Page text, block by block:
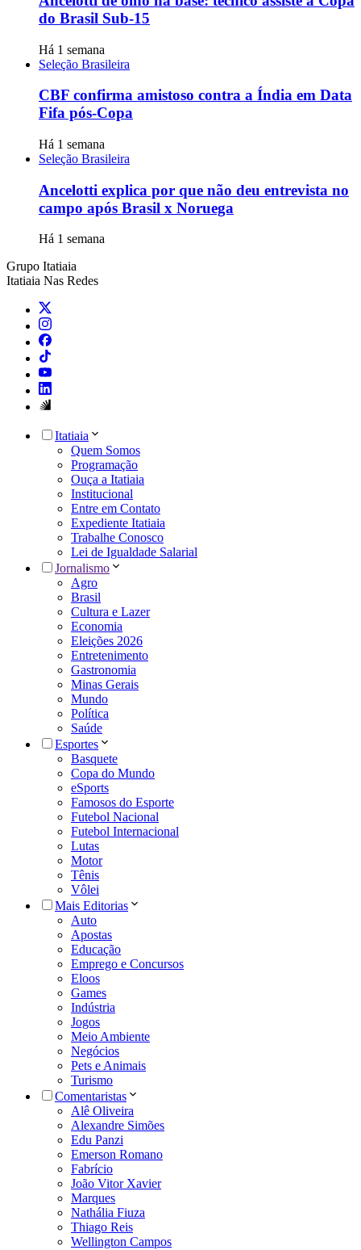
do Brasil Sub-15
Há 1 semana
Seleção Brasileira
CBF confirma amistoso contra a Índia em Data
Fifa pós-Copa
Há 1 semana
Seleção Brasileira
Ancelotti explica por que não deu entrevista no
campo após Brasil x Noruega
Há 1 semana
Grupo Itatiaia
Itatiaia Nas Redes
Itatiaia
Quem Somos
Programação
Ouça a Itatiaia
Institucional
Entre em Contato
Expediente Itatiaia
Trabalhe Conosco
Lei de Igualdade Salarial
Jornalismo
Agro
Brasil
Cultura e Lazer
Economia
Eleições 2026
Entretenimento
Gastronomia
Minas Gerais
Mundo
Política
Saúde
Esportes
Basquete
Copa do Mundo
eSports
Famosos do Esporte
Futebol Nacional
Futebol Internacional
Lutas
Motor
Tênis
Vôlei
Mais Editorias
Auto
Apostas
Educação
Emprego e Concursos
Eloos
Games
Indústria
Jogos
Meio Ambiente
Negócios
Pets e Animais
Turismo
Comentaristas
Alê Oliveira
Alexandre Simões
Edu Panzi
Emerson Romano
Fabrício
João Vitor Xavier
Marques
Nathália Fiuza
Thiago Reis
Wellington Campos